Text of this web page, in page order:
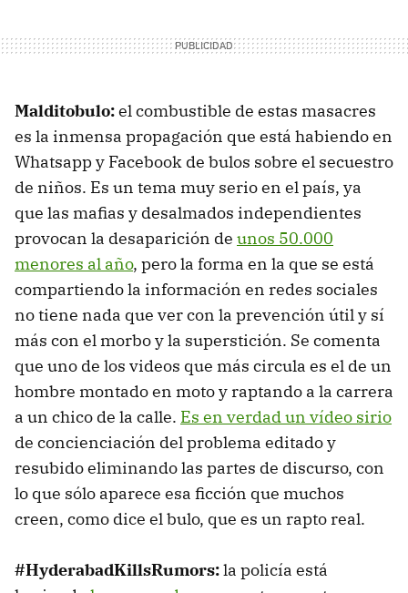
Malditobulo:el combustible de estas masacres
es la inmensa propagación que está habiendo en
Whatsapp y Facebook de bulos sobre el secuestro
de niños. Es un tema muy serio en el país, ya
que las mafias y desalmados independientes
provocan la desaparición de unos 50.000
menores al año, pero la forma en la que se está
compartiendo la información en redes sociales
no tiene nada que ver con la prevención útil y sí
más con el morbo y la superstición. Se comenta
que uno de los videos que más circula es el de un
hombre montado en moto y raptando a la carrera
a un chico de la calle. Es en verdad un vídeo sirio
de concienciación del problema editado y
resubido eliminando las partes de discurso, con
lo que sólo aparece esa ficción que muchos
creen, como dice el bulo, que es un rapto real.
#HyderabadKillsRumors:la policía está